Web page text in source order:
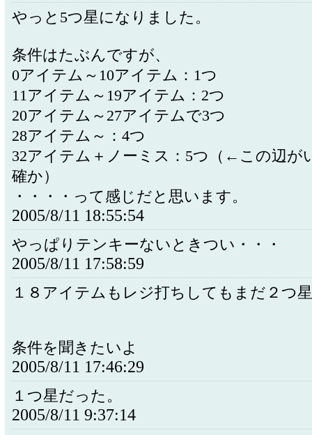
やっと5つ星になりました。
条件はたぶんですが、
0アイテム～10アイテム：1つ
11アイテム～19アイテム：2つ
20アイテム～27アイテムで3つ
28アイテム～：4つ
32アイテム＋ノーミス：5つ（←この辺が
確か）
・・・・って感じだと思います。
2005/8/11 18:55:54
やっぱりテンキーないときつい・・・
2005/8/11 17:58:59
１８アイテムもレジ打ちしてもまだ２つ
条件を聞きたいよ
2005/8/11 17:46:29
１つ星だった。
2005/8/11 9:37:14